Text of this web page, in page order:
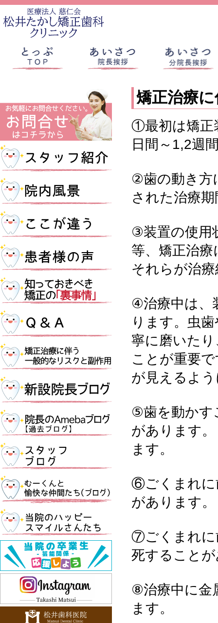
矯正治療
①最初は矯正
日間～1,2週
②歯の動き方
された治療
③装置の使用
等、矯正治
それらが治
④治療中は、
ります。虫
寧に磨いた
ことが重要
が見えるよ
⑤歯を動かす
があります
ます。
⑥ごくまれに
があります。
⑦ごくまれに
死すること
⑧治療中に金
ます。